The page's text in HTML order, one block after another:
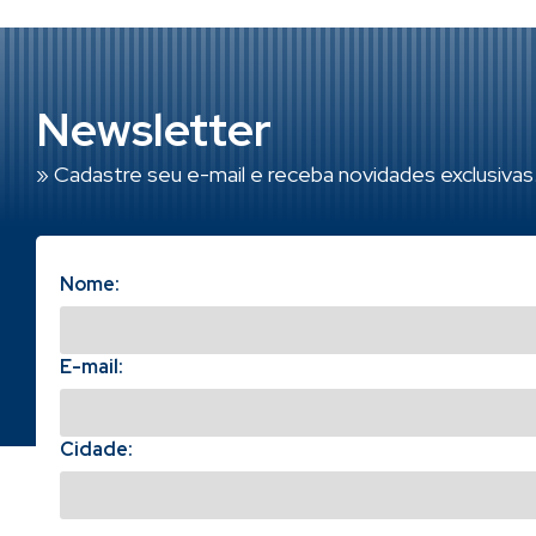
Newsletter
» Cadastre seu e-mail e receba novidades
Nome:
E-mail:
Cidade: